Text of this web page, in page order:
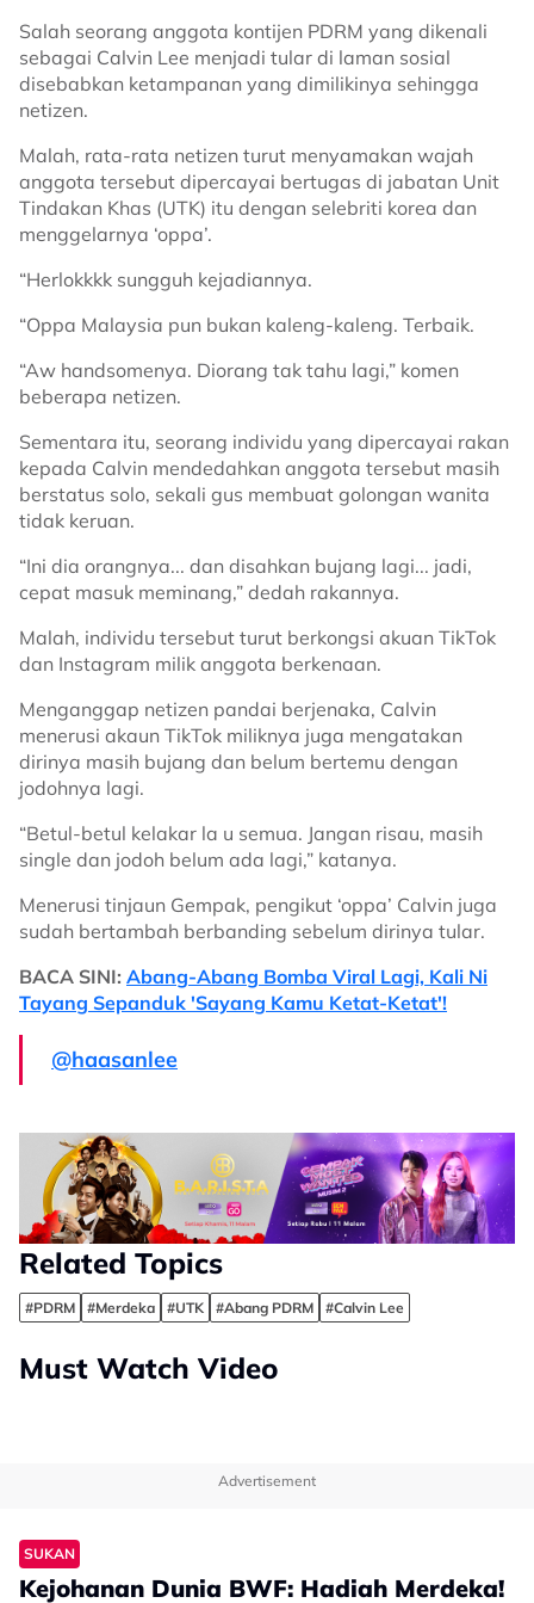
Salah seorang anggota kontijen PDRM yang dikenali
sebagai Calvin Lee menjadi tular di laman sosial
disebabkan ketampanan yang dimilikinya sehingga
netizen.
Malah, rata-rata netizen turut menyamakan wajah
anggota tersebut dipercayai bertugas di jabatan Unit
Tindakan Khas (UTK) itu dengan selebriti korea dan
menggelarnya ‘oppa’.
“Herlokkkk sungguh kejadiannya.
“Oppa Malaysia pun bukan kaleng-kaleng. Terbaik.
“Aw handsomenya. Diorang tak tahu lagi,” komen
beberapa netizen.
Sementara itu, seorang individu yang dipercayai rakan
kepada Calvin mendedahkan anggota tersebut masih
berstatus solo, sekali gus membuat golongan wanita
tidak keruan.
“Ini dia orangnya... dan disahkan bujang lagi... jadi,
cepat masuk meminang,” dedah rakannya.
Malah, individu tersebut turut berkongsi akuan TikTok
dan Instagram milik anggota berkenaan.
Menganggap netizen pandai berjenaka, Calvin
menerusi akaun TikTok miliknya juga mengatakan
dirinya masih bujang dan belum bertemu dengan
jodohnya lagi.
“Betul-betul kelakar la u semua. Jangan risau, masih
single dan jodoh belum ada lagi,” katanya.
Menerusi tinjaun Gempak, pengikut ‘oppa’ Calvin juga
sudah bertambah berbanding sebelum dirinya tular.
BACA SINI: Abang-Abang Bomba Viral Lagi, Kali Ni
Tayang Sepanduk 'Sayang Kamu Ketat-Ketat'!
@haasanlee
Related Topics
#PDRM #Merdeka #UTK #Abang PDRM #Calvin Lee
Must Watch Video
Advertisement
SUKAN
Kejohanan Dunia BWF: Hadiah Merdeka!